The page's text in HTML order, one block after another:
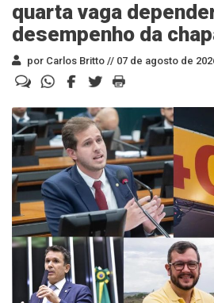
quarta vaga
desempenho da
por Carlos Britto // 07 de agosto de